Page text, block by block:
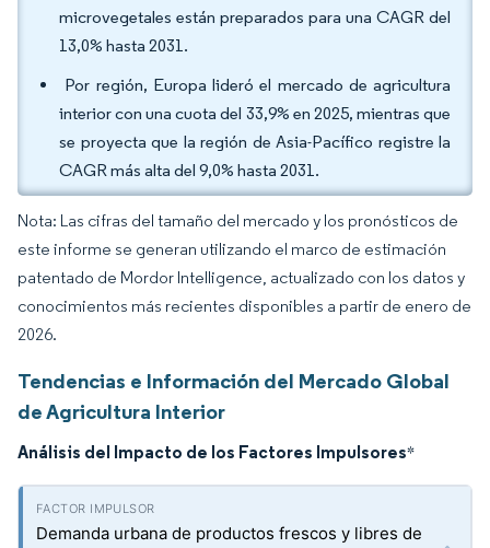
microvegetales están preparados para una CAGR del
13,0% hasta 2031.
Por región, Europa lideró el mercado de agricultura
interior con una cuota del 33,9% en 2025, mientras que
se proyecta que la región de Asia-Pacífico registre la
CAGR más alta del 9,0% hasta 2031.
Nota: Las cifras del tamaño del mercado y los pronósticos de
este informe se generan utilizando el marco de estimación
patentado de Mordor Intelligence, actualizado con los datos y
conocimientos más recientes disponibles a partir de enero de
2026.
Tendencias e Información del Mercado Global
de Agricultura Interior
Análisis del Impacto de los Factores Impulsores*
Demanda urbana de productos frescos y libres de